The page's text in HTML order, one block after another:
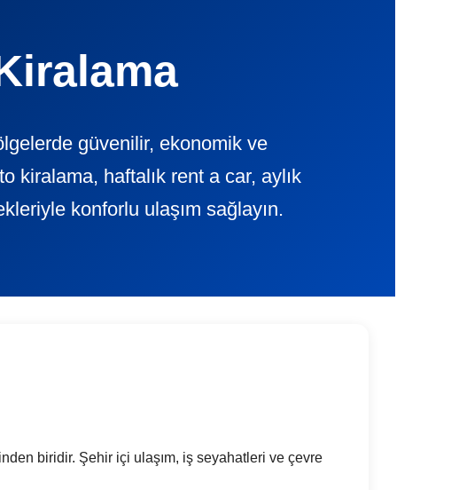
güvenilir, ekonomik ve
kiralama, haftalık rent a car, aylık
konforlu ulaşım sağlayın.
biridir. Şehir içi ulaşım, iş seyahatleri ve çevre